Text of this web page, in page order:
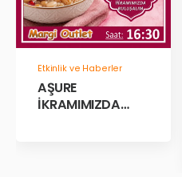
Etkinlik ve Haberler
AŞURE
İKRAMIMIZDA